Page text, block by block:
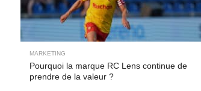
MARKETING
Pourquoi la marque RC Lens continue de
prendre de la valeur ?